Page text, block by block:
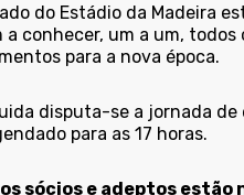
do Estádio da Madeira
a conhecer, um a um,
para a nova época.
disputa-se a jornada de
para as 17 horas.
os sócios e adeptos